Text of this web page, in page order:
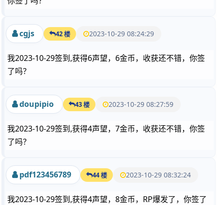
cgjs 42 楼 2023-10-29 08:24:29
我2023-10-29签到,获得6声望，6金币，收获还不错，你签
了吗？
doupipio 43 楼 2023-10-29 08:27:59
我2023-10-29签到,获得4声望，7金币，收获还不错，你签
了吗？
pdf123456789 44 楼 2023-10-29 08:32:24
我2023-10-29签到,获得4声望，8金币，RP爆发了，你签了